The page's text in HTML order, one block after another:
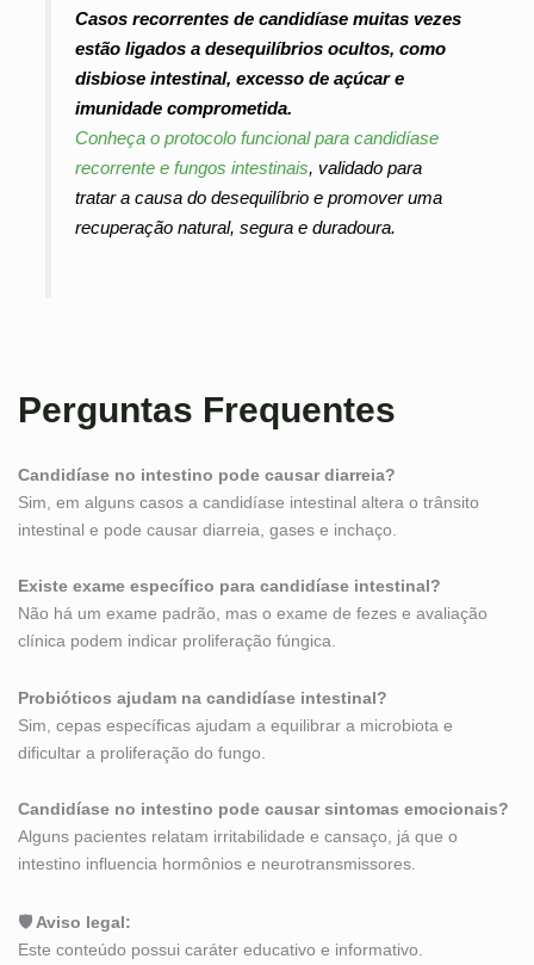
Casos recorrentes de candidíase muitas vezes
estão ligados a desequilíbrios ocultos, como
disbiose intestinal, excesso de açúcar e
imunidade comprometida.
Conheça o protocolo funcional para candidíase
recorrente e fungos intestinais, validado para
tratar a causa do desequilíbrio e promover uma
recuperação natural, segura e duradoura.
Perguntas Frequentes
Candidíase no intestino pode causar diarreia?
Sim, em alguns casos a candidíase intestinal altera o trânsito
intestinal e pode causar diarreia, gases e inchaço.
Existe exame específico para candidíase intestinal?
Não há um exame padrão, mas o exame de fezes e avaliação
clínica podem indicar proliferação fúngica.
Probióticos ajudam na candidíase intestinal?
Sim, cepas específicas ajudam a equilibrar a microbiota e
dificultar a proliferação do fungo.
Candidíase no intestino pode causar sintomas emocionais?
Alguns pacientes relatam irritabilidade e cansaço, já que o
intestino influencia hormônios e neurotransmissores.
🛡 Aviso legal:
Este conteúdo possui caráter educativo e informativo.